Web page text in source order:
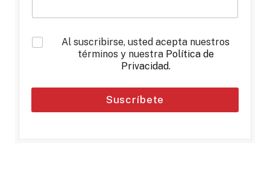
*
Al suscribirse, usted acepta nuestros
términos y nuestra Política de
Privacidad.
Suscríbete